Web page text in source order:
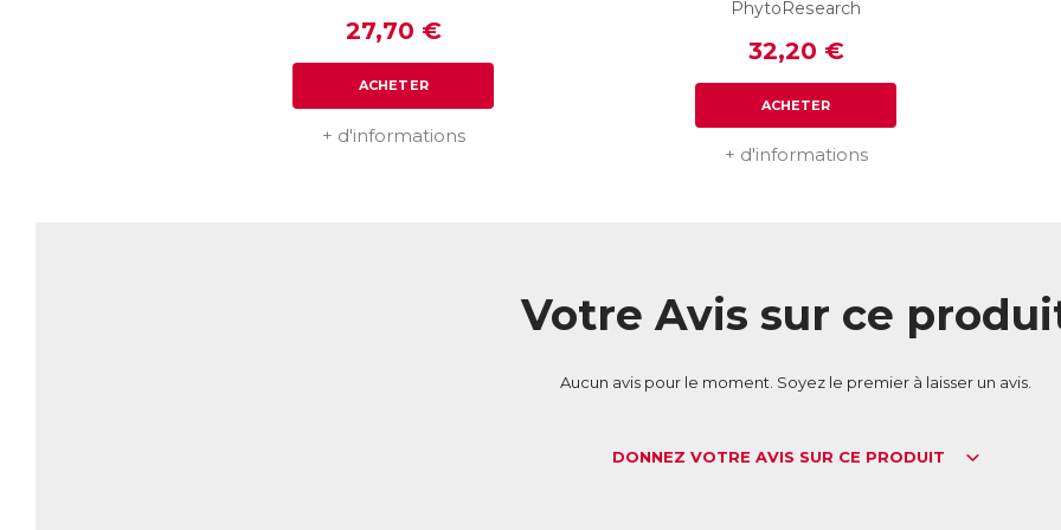
même formule. Sa composition unique lui permet d’agir de manière
éléments du système locomoteur (articulations, os, muscles et
préserver le capital mobilité. Sa très forte concentration en principes
27,70 €
ACHETER
+ d'informations
PhytoResearch
32,20 €
ACHETER
+ d'informations
Votre Avis sur ce
Aucun avis pour le moment. Soyez le premier à laisser un avis.
DONNEZ VOTRE AVIS SUR CE PRODUIT